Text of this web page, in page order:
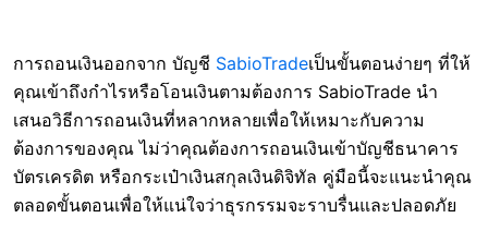
การถอนเงินออกจาก บัญชี SabioTradeเป็นขั้นตอนง่ายๆ ที่ให้
คุณเข้าถึงกำไรหรือโอนเงินตามต้องการ SabioTrade นำ
เสนอวิธีการถอนเงินที่หลากหลายเพื่อให้เหมาะกับความ
ต้องการของคุณ ไม่ว่าคุณต้องการถอนเงินเข้าบัญชีธนาคาร
บัตรเครดิต หรือกระเป๋าเงินสกุลเงินดิจิทัล คู่มือนี้จะแนะนำคุณ
ตลอดขั้นตอนเพื่อให้แน่ใจว่าธุรกรรมจะราบรื่นและปลอดภัย